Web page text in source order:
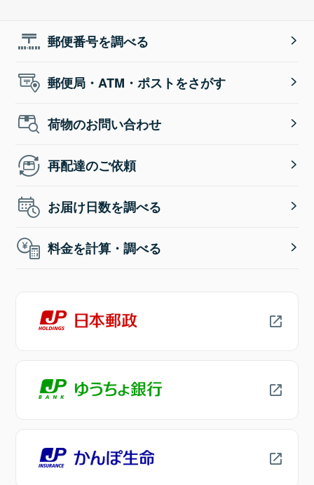
郵便番号を調べる
郵便局・ATM・ポストをさがす
荷物のお問い合わせ
再配達のご依頼
お届け日数を調べる
料金を計算・調べる